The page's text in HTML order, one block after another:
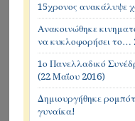
15χρονος ανακάλυψε
Ανακοινώθηκε
να κυκλοφορήσει το…
1ο Πανελλαδικό
(22 Μαΐου 2016)
Δημιουργήθηκε
γυναίκα!